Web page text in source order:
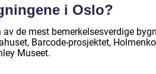
i Oslo?
av de mest bemerkelsesverdige
Barcode-prosjektet,
Museet.